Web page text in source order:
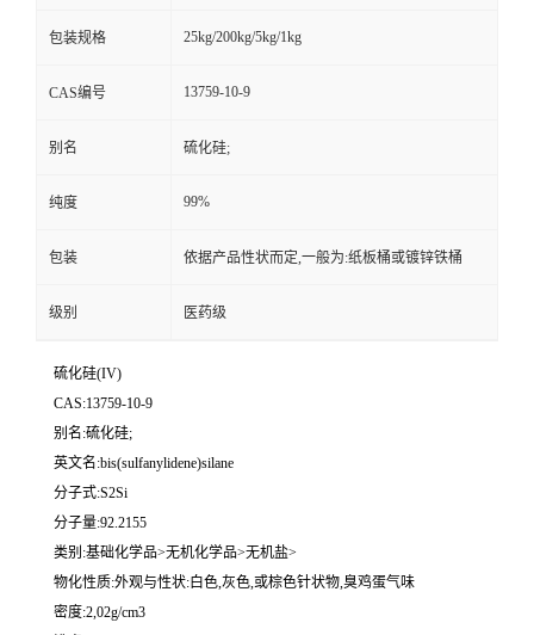
包装规格 25kg/200kg/5kg/1kg
CAS编号 13759-10-9
别名 硫化硅;
纯度 99%
包装 依据产品性状而定,一般为:纸板桶或镀锌铁桶
级别 医药级
硫化硅(IV)
CAS:13759-10-9
别名:硫化硅;
英文名:bis(sulfanylidene)silane
分子式:S2Si
分子量:92.2155
类别:基础化学品>无机化学品>无机盐>
物化性质:外观与性状:白色,灰色,或棕色针状物,臭鸡蛋气味
密度:2,02g/cm3